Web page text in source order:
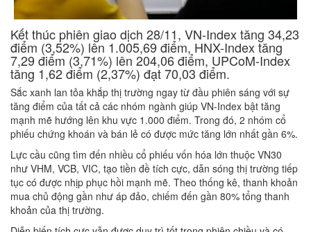
Kết thúc phiên giao dịch 28/11, VN-Index tăng 34,23
điểm (3,52%) lên 1.005,69 điểm, HNX-Index tăng
7,29 điểm (3,71%) lên 204,06 điểm, UPCoM-Index
tăng 1,62 điểm (2,37%) đạt 70,03 điểm.
Sắc xanh lan tỏa khắp thị trường ngay từ đầu phiên sáng với sự
tăng điểm của tất cả các nhóm ngành giúp VN-Index bật tăng
mạnh mẽ hướng lên khu vực 1.000 điểm. Trong đó, 2 nhóm cổ
phiếu chứng khoán và bán lẻ có được mức tăng lớn nhất gần 6%.
Lực cầu cũng tìm đến nhiều cổ phiếu vốn hóa lớn thuộc VN30
như VHM, VCB, VIC, tạo tiền đề tích cực, dẫn sóng thị trường tiếp
tục có được nhịp phục hồi mạnh mẽ. Theo thống kê, thanh khoản
mua chủ động gần như áp đảo, chiếm đến gần 80% tổng thanh
khoản của thị trường.